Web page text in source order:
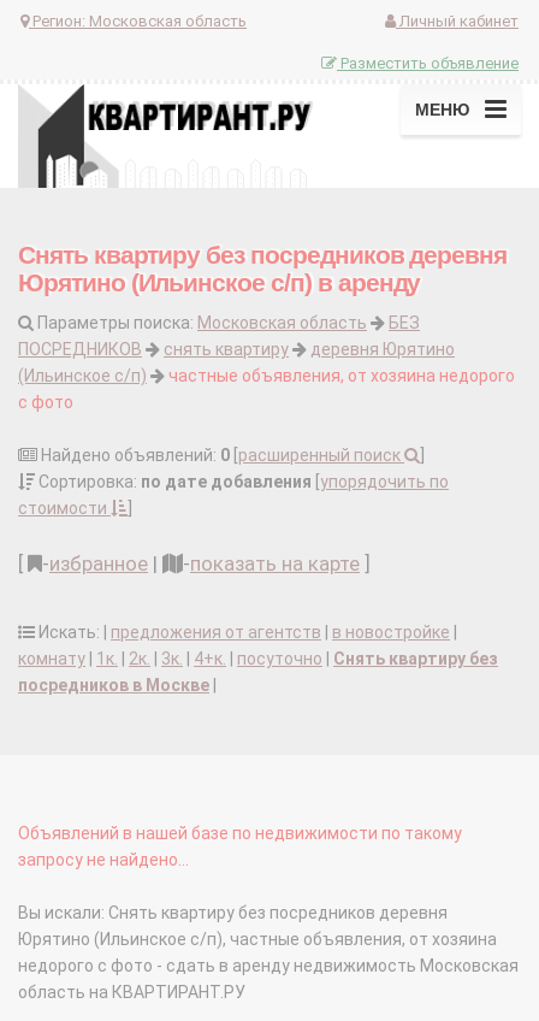
Регион: Московская область Личный кабинет
Разместить объявление
МЕНЮ
Снять квартиру без посредников деревня
Юрятино (Ильинское с/п) в аренду
Параметры поиска: Московская область
БЕЗ
ПОСРЕДНИКОВ
снять квартиру
деревня Юрятино
(Ильинское с/п)
частные объявления, от хозяина недорого
с фото
Найдено объявлений: 0 расширенный поиск
Сортировка: по дате добавления упорядочить по
стоимости
-избранное | -показать на карте
Искать: | предложения от агентств в новостройке
комнату
1к. 2к. 3к. 4+к. посуточно
Снять квартиру без
посредников в Москве
Объявлений в нашей базе по недвижимости по такому
запросу не найдено...
Вы искали: Снять квартиру без посредников деревня
Юрятино (Ильинское с/п), частные объявления, от хозяина
недорого с фото - сдать в аренду недвижимость Московская
область на КВАРТИРАНТ.РУ